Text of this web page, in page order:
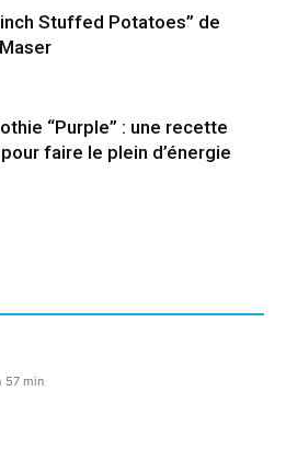
Stuffed Potatoes” de
“Purple” : une recette
faire le plein d’énergie
57 min